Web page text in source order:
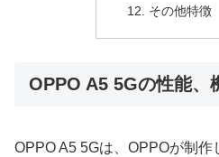
その他特徴
OPPO A5 5Gの性能、
OPPO A5 5Gは、OPPOが制作